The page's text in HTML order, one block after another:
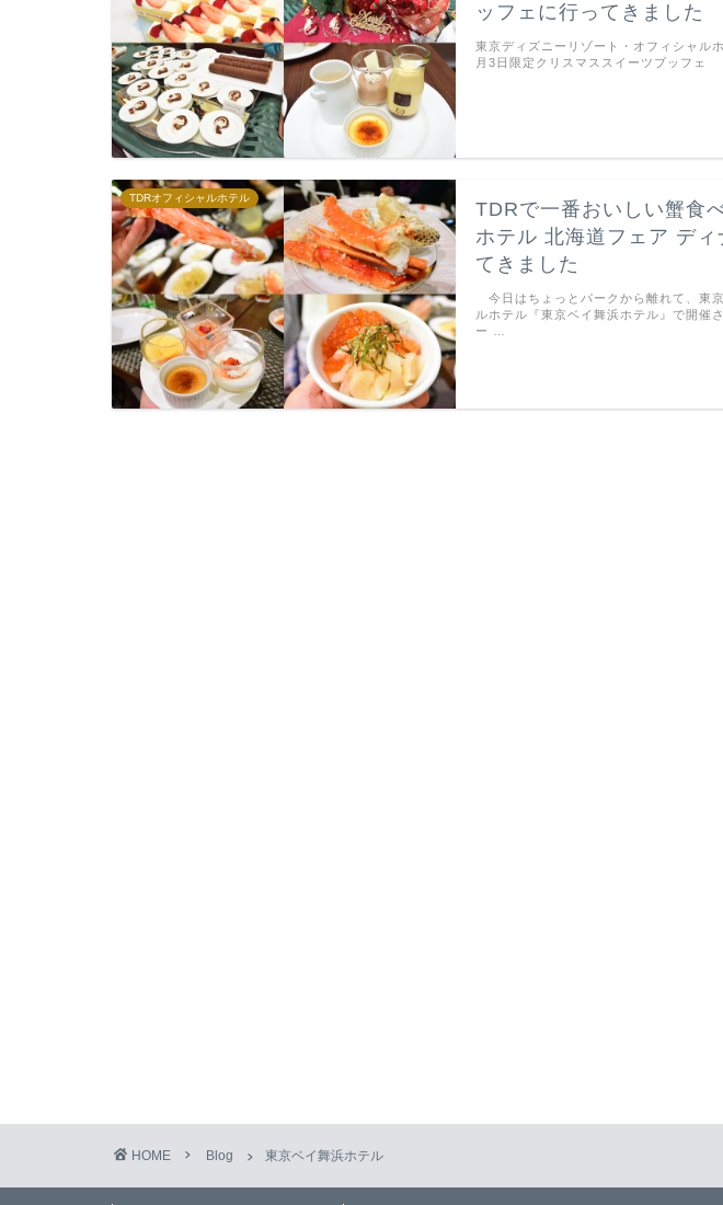
ッフェに行ってきました
東京ディズニーリゾート・オフィシャル
月3日限定クリスマススイーツブッフェ
TDRオフィシャルホテル
TDRで一番おいしい蟹食
ホテル 北海道フェア デ
てきました
今日はちょっとパークから離れて、東
ルホテル『東京ベイ舞浜ホテル』で開催
ー …
HOME Blog 東京ベイ舞浜ホテル